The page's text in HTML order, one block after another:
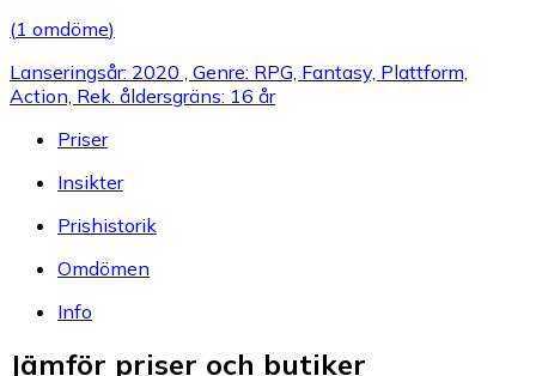
(1 omdöme)
Lanseringsår: 2020 , Genre: RPG, Fantasy, Plattform,
Action, Rek. åldersgräns: 16 år
Priser
Insikter
Prishistorik
Omdömen
Info
Jämför priser och butiker